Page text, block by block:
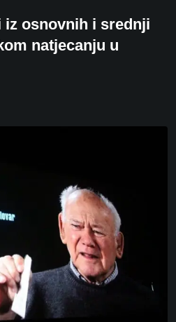
iz osnovnih i srednji
natjecanju u